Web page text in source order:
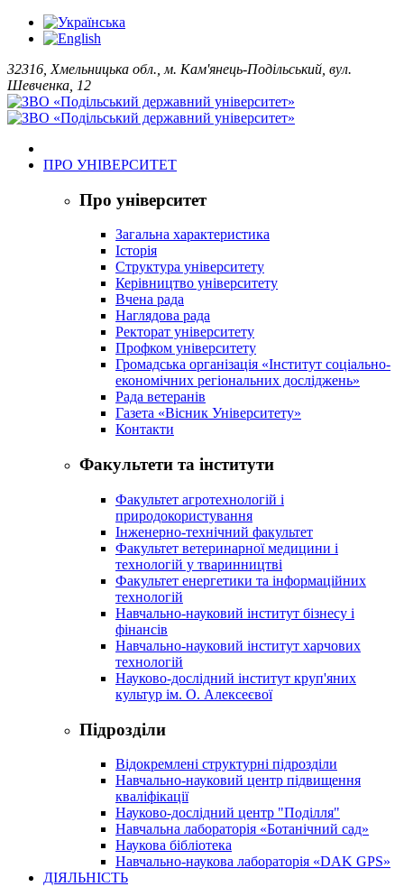
32316, Хмельницька обл., м. Кам'янець-Подільський, вул.
Шевченка, 12
ПРО УНІВЕРСИТЕТ
Про університет
Загальна характеристика
Історія
Структура університету
Керівництво університету
Вчена рада
Наглядова рада
Ректорат університету
Профком університету
Громадська організація «Інститут соціально-
економічних регіональних досліджень»
Рада ветеранів
Газета «Вісник Університету»
Контакти
Факультети та інститути
Факультет агротехнологій і
природокористування
Інженерно-технічний факультет
Факультет ветеринарної медицини і
технологій у тваринництві
Факультет енергетики та інформаційних
технологій
Навчально-науковий інститут бізнесу і
фінансів
Навчально-науковий інститут харчових
технологій
Науково-дослідний інститут круп'яних
культур ім. О. Алексеєвої
Підрозділи
Відокремлені структурні підрозділи
Навчально-науковий центр підвищення
кваліфікації
Науково-дослідний центр "Поділля"
Навчальна лабораторія «Ботанічний сад»
Наукова бібліотека
Навчально-наукова лабораторія «DAK GPS»
ДІЯЛЬНІСТЬ